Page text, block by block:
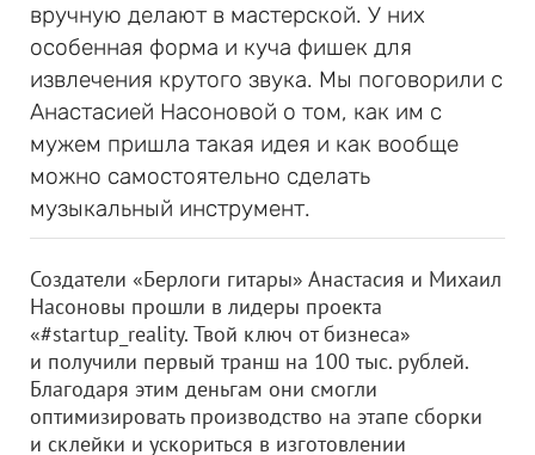
вручную делают в мастерской. У них
особенная форма и куча фишек для
извлечения крутого звука. Мы поговорили с
Анастасией Насоновой о том, как им с
мужем пришла такая идея и как вообще
можно самостоятельно сделать
музыкальный инструмент.
Создатели «Берлоги гитары» Анастасия и Михаил
Насоновы прошли в лидеры проекта
«#startup_reality. Твой ключ от бизнеса»
и получили первый транш на 100 тыс. рублей.
Благодаря этим деньгам они смогли
оптимизировать производство на этапе сборки
и склейки и ускориться в изготовлении